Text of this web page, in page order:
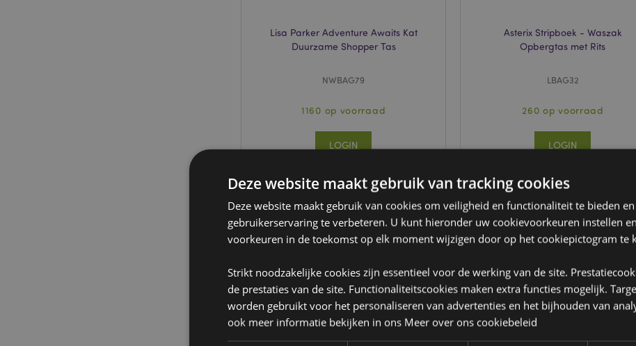
Lisa Parker Adventure Awaits Kat
Duurzame Shopper Tas
NWBAG79
1160 op voorraad
LOGIN
Asterix Stripboek - Waszak
Opbergtas met Rits
LBAG32
260 op voorraad
LOGIN
Deze website maakt gebruik van tracking cookies
Deze website maakt gebruik van cookies om veiligheid en functionaliteit te bieden
gebruikerservaring te verbeteren. U kunt hieronder uw cookievoorkeuren instellen
voorkeuren in de toekomst op elk moment wijzigen door op het cookiepictogram te
Strikt noodzakelijke cookies zijn essentieel voor de werking van de site.
de prestaties van de site. Functionaliteitscookies maken extra functies mogelijk.
worden gebruikt voor het personaliseren van advertenties en het bijhouden van
ook meer informatie bekijken in ons Meer over ons cookiebeleid